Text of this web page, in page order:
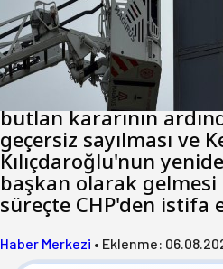
Anasayfa/Genel/ Yeni Parti
Yeni Parti Bandırma
Cumhuriyet Halk
butlan kararının
geçersiz sayılması ve
Kılıçdaroğlu'nun
başkan olarak gelmesi
süreçte CHP'den istifa
Haber Merkezi • Eklenme: